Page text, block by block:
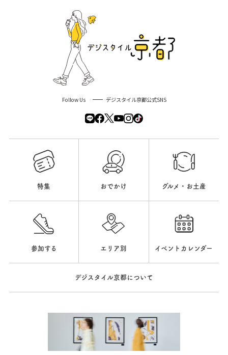
Follow Us デジスタイル京都公式SNS
特集 おでかけ グルメ・お土産
参加する エリア別 イベントカレンダー
デジスタイル京都について